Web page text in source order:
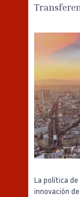
La política de
innovación